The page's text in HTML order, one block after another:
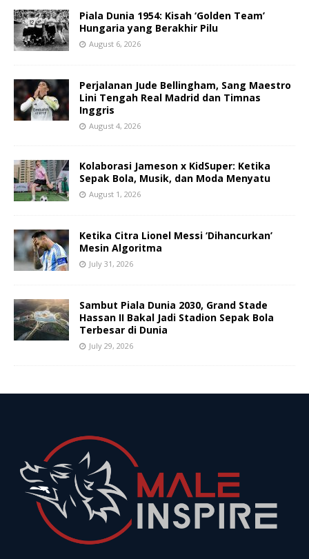
Piala Dunia 1954: Kisah ‘Golden Team’
Hungaria yang Berakhir Pilu
August 6, 2026
Perjalanan Jude Bellingham, Sang Maestro
Lini Tengah Real Madrid dan Timnas
Inggris
August 4, 2026
Kolaborasi Jameson x KidSuper: Ketika
Sepak Bola, Musik, dan Moda Menyatu
August 1, 2026
Ketika Citra Lionel Messi ‘Dihancurkan’
Mesin Algoritma
July 31, 2026
Sambut Piala Dunia 2030, Grand Stade
Hassan II Bakal Jadi Stadion Sepak Bola
Terbesar di Dunia
July 29, 2026